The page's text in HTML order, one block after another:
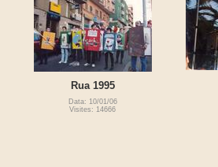
Rua 1995
Data: 10/01/06
Visites: 14666